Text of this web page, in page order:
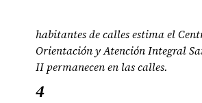
habitantes de calles estima el
Orientación y Atención Integral
II permanecen en las calles.
4